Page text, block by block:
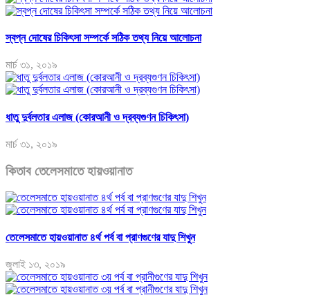
স্বপ্ন দোষের চিকিৎসা সম্পর্কে সঠিক তথ্য নিয়ে আলোচনা
মার্চ ৩১, ২০১৯
ধাতু দুর্বলতার এলাজ (কোরআনী ও দ্রব্যগুণন চিকিৎসা)
মার্চ ৩১, ২০১৯
কিতাব তেলেসমাতে হায়ওয়ানাত
তেলেসমাতে হায়ওয়ানাত ৪র্থ পর্ব বা প্রাণগুণের যাদু শিখুন
জুলাই ১৩, ২০১৯